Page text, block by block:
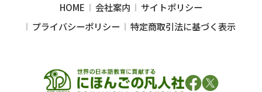
HOME 会社案内
サイトポリシー
プライバシーポリシー
特定商取引法に基づく表示